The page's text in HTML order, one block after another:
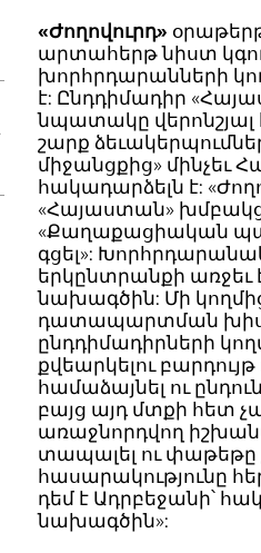
«Ժողովուրդ»
արտահերթ նիստ
խորհրդարանների
է: Ընդդիմադիր
նպատակը
շարք
միջանցքից» մինչեւ
հակադարձելն է:
«Հայաստան»
«Քաղաքացիական
գցել»:
երկընտրանքի առջեւ է
նախագծին: Մի
դատապարտման խիստ
ընդդիմադիրների
քվեարկելու
համաձայնել ու
բայց այդ մտքի հետ
առաջնորդվող
տապալել ու փաթեթը
հասարակությունը
դեմ է Ադրբեջանի՝
նախագծին»: